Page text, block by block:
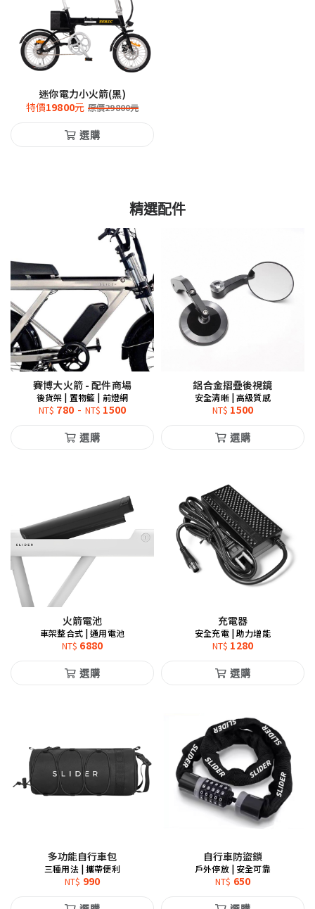
迷你電力小火箭(黑)
特價19800元 原價29800元
選購
精選配件
賽博大火箭 - 配件商場
後貨架 | 置物籃 | 前燈網
NT$ 780 - NT$ 1500
選購
鋁合金摺疊後視鏡
安全清晰 | 高級質感
NT$ 1500
選購
火箭電池
車架整合式 | 通用電池
NT$ 6880
選購
充電器
安全充電 | 助力增能
NT$ 1280
選購
多功能自行車包
三種用法 | 攜帶便利
NT$ 990
自行車防盜鎖
戶外停放 | 安全可靠
NT$ 650